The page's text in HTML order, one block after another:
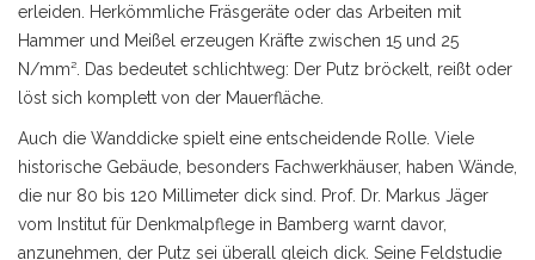
erleiden. Herkömmliche Fräsgeräte oder das Arbeiten mit
Hammer und Meißel erzeugen Kräfte zwischen 15 und 25
N/mm². Das bedeutet schlichtweg: Der Putz bröckelt, reißt oder
löst sich komplett von der Mauerfläche.
Auch die Wanddicke spielt eine entscheidende Rolle. Viele
historische Gebäude, besonders Fachwerkhäuser, haben Wände,
die nur 80 bis 120 Millimeter dick sind. Prof. Dr. Markus Jäger
vom Institut für Denkmalpflege in Bamberg warnt davor,
anzunehmen, der Putz sei überall gleich dick. Seine Feldstudie